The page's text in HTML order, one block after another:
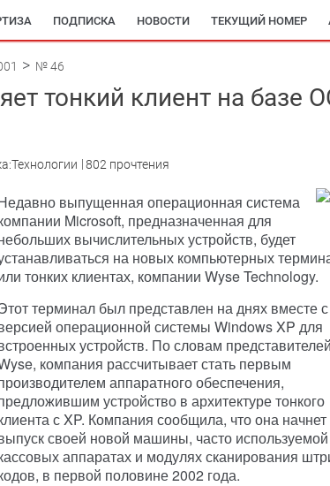
ПОДПИСКА НОВОСТИ ТЕКУЩИЙ НОМЕР
№ 46
тонкий клиент на базе
802 прочтения
выпущенная операционная система
Microsoft, предназначенная для
вычислительных устройств, будет
на новых компьютерных
тонких клиентах, компании Wyse Technology.
терминал был представлен на днях вместе с
операционной системы Windows XP для
устройств. По словам представителей
компания рассчитывает стать первым
аппаратного обеспечения,
устройство в архитектуре тонкого
с XP. Компания сообщила, что она начнет
своей новой машины, часто
аппаратах и модулях сканирования
в первой половине 2002 года.